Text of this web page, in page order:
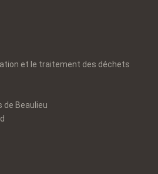
et le traitement des déchets
de Beaulieu